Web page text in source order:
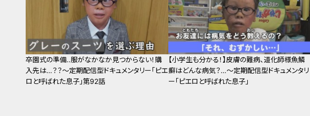
卒園式の準備‥服がなかなか見つからない！購
入先は…？？～定期配信型ドキュメンタリー「ピエ
ロと呼ばれた息子」第92話
【小学生も分かる！】皮膚の難病、道化師様魚鱗
癬はどんな病気？…～定期配信型ドキュメンタリ
ー「ピエロと呼ばれた息子」